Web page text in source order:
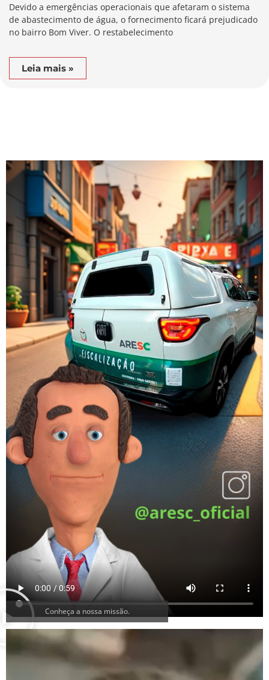
Devido a emergências operacionais que afetaram o sistema
de abastecimento de água, o fornecimento ficará prejudicado
no bairro Bom Viver. O restabelecimento
Leia mais »
Conheça a nossa missão.